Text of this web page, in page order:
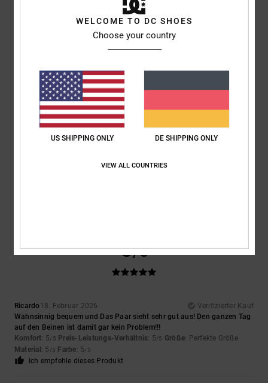
24. Februar 2026
Preis-Leistungs-Verhältnis: 5
Ich empfehle dieses Produkt
5 /5
19. Februar 2026
5/5
Ricardo18. Februar 2026
Verifizierter Kauf
Wahnsinnig bequem und Das Paar sieht sehr gut aus! Den ganzen Tag
auf den Beinen ist damit gar kein Problem!!!
Komfort: 5/5 Preis-Leistungs-Verhältnis: 5/5 Größe: Perfekte Größe
Material : 5 /5 Farbe: 5/5
Ich empfehle dieses Produkt
WELCOME TO DC SHOES
Choose your country
US SHIPPING ONLY DE SHIPPING ONLY
VIEW ALL COUNTRIES